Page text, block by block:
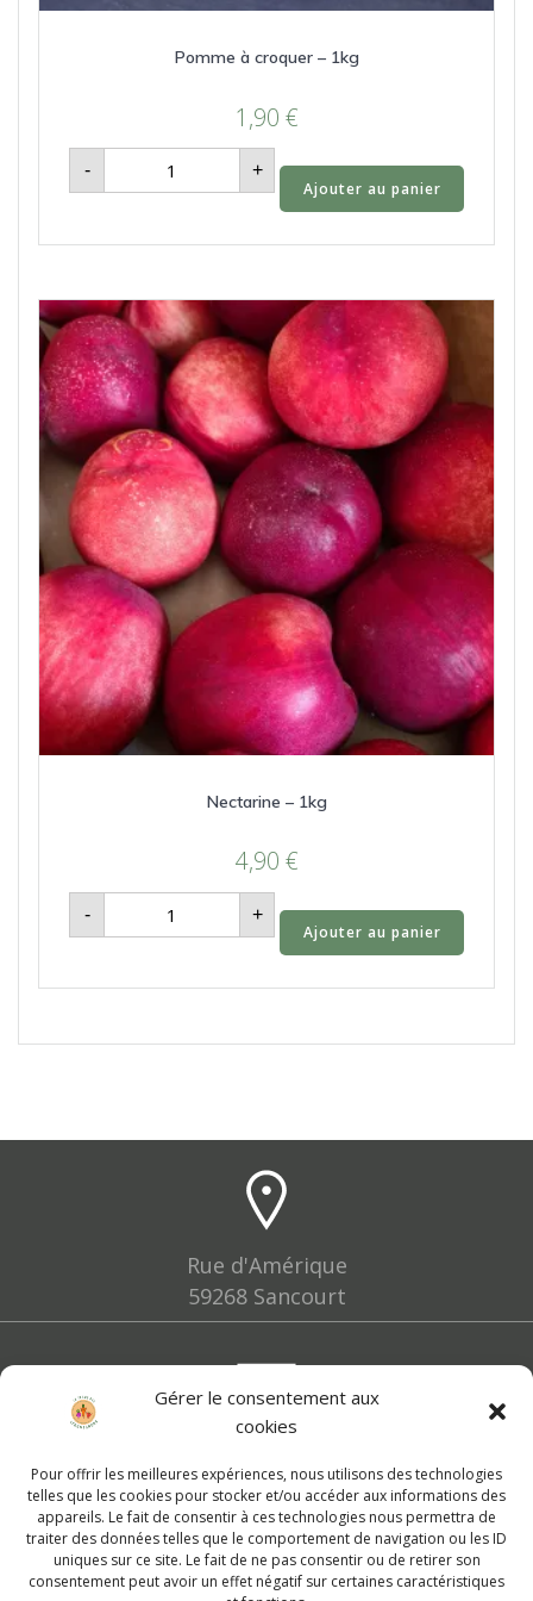
Gérer le consentement aux
cookies
Pour offrir les meilleures expériences, nous utilisons des technologies
telles que les cookies pour stocker et/ou accéder aux informations des
appareils. Le fait de consentir à ces technologies nous permettra de
traiter des données telles que le comportement de navigation ou les ID
uniques sur ce site. Le fait de ne pas consentir ou de retirer son
consentement peut avoir un effet négatif sur certaines caractéristiques
Pomme à croquer – 1kg
1,90 €
-
quantité
de
Pomme
-
+
Ajouter au panier
Nectarine – 1kg
4,90 €
-
quantité
de
Nectarine
+
Ajouter au panier
Rue d'Amérique
59268 Sancourt